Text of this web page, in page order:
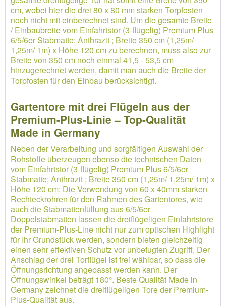
cm, wobei hier die drei 80 x 80 mm starken Torpfosten
noch nicht mit einberechnet sind. Um die gesamte Breite
/ Einbaubreite vom Einfahrtstor (3-flügelig) Premium Plus
6/5/6er Stabmatte; Anthrazit ; Breite 350 cm (1,25m/
1,25m/ 1m) x Höhe 120 cm zu berechnen, muss also zur
Breite von 350 cm noch einmal 41,5 - 53,5 cm
hinzugerechnet werden, damit man auch die Breite der
Torpfosten für den Einbau berücksichtigt.
Gartentore mit drei Flügeln aus der
Premium-Plus-Linie – Top-Qualität
Made in Germany
Neben der Verarbeitung und sorgfältigen Auswahl der
Rohstoffe überzeugen ebenso die technischen Daten
vom Einfahrtstor (3-flügelig) Premium Plus 6/5/6er
Stabmatte; Anthrazit ; Breite 350 cm (1,25m/ 1,25m/ 1m) x
Höhe 120 cm: Die Verwendung von 60 x 40mm starken
Rechteckrohren für den Rahmen des Gartentores, wie
auch die Stabmattenfüllung aus 6/5/6er
Doppelstabmatten lassen die dreiflügeligen Einfahrtstore
der Premium-Plus-Line nicht nur zum optischen Highlight
für Ihr Grundstück werden, sondern bieten gleichzeitig
einen sehr effektiven Schutz vor unbefugten Zugriff. Der
Anschlag der drei Torflügel ist frei wählbar, so dass die
Öffnungsrichtung angepasst werden kann. Der
Öffnungswinkel beträgt 180°. Beste Qualität Made in
Germany zeichnet die dreiflügeligen Tore der Premium-
Plus-Qualität aus.